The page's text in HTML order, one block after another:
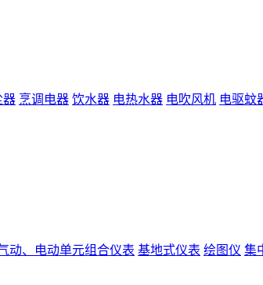
器 烹调电器 饮水器 电热水器 电吹风机 电驱蚊
动、电动单元组合仪表 基地式仪表 绘图仪 集